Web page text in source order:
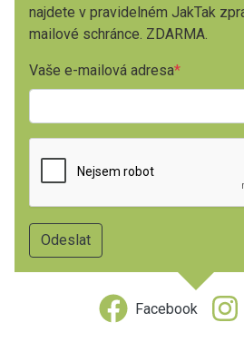
najdete v pravidelném JakTak
mailové schránce. ZDARMA.
Vaše e-mailová adresa
Facebook